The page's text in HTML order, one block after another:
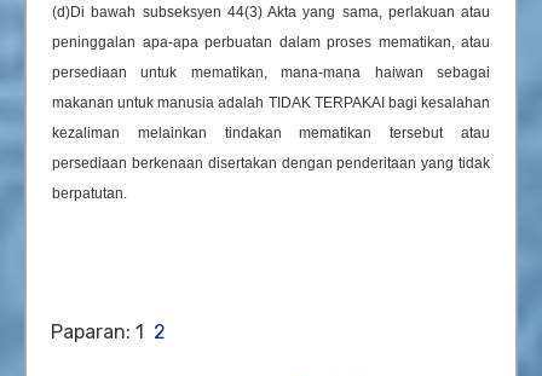
(d)Di bawah subseksyen 44(3) Akta yang sama, perlakuan atau
peninggalan apa-apa perbuatan dalam proses mematikan, atau
persediaan untuk mematikan, mana-mana haiwan sebagai
makanan untuk manusia adalah TIDAK TERPAKAI bagi kesalahan
kezaliman melainkan tindakan mematikan tersebut atau
persediaan berkenaan disertakan dengan penderitaan yang tidak
berpatutan.
Paparan: 1 2